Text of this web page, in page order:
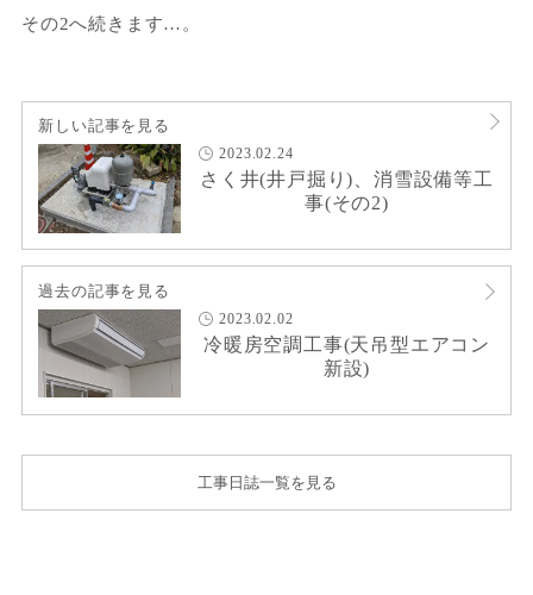
その2へ続きます…。
新しい記事を見る
2023.02.24
さく井(井戸掘り)、消雪設備等工
事(その2)
過去の記事を見る
2023.02.02
冷暖房空調工事(天吊型エアコン
新設)
工事日誌一覧を見る